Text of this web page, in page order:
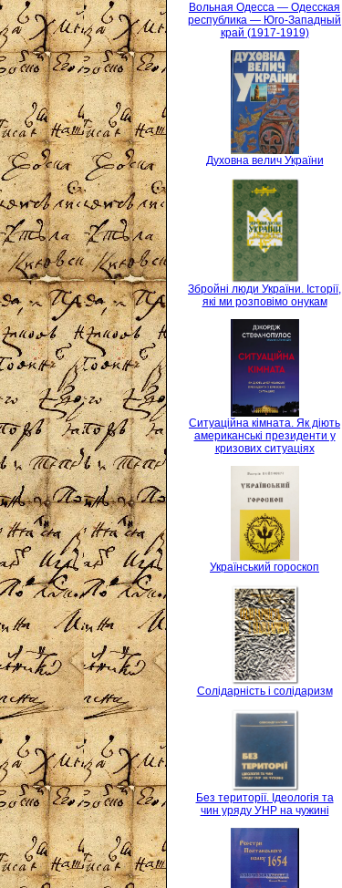
Вольная Одесса — Одесская
республика — Юго-Западный
край (1917-1919)
Духовна велич України
Збройні люди України. Історії,
які ми розповімо онукам
Ситуаційна кімната. Як діють
американські президенти у
кризових ситуаціях
Український гороскоп
Солідарність і солідаризм
Без території. Ідеологія та
чин уряду УНР на чужині